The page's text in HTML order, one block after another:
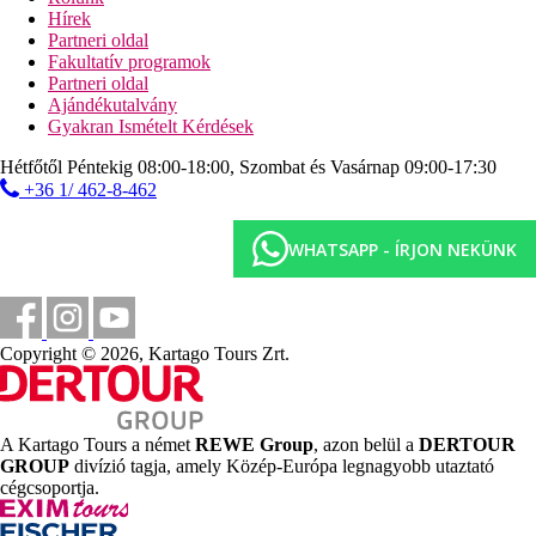
1 km
Városközpont
35 km
Távolság a legközelebbi repülőtértől
1 km
Vásárlás
Strand
Napágyak a strandon térítés ellenében
Napernyők a strandon térítés ellenében
Tengerparti nyaralás
Medencék
Napágyak és napernyők a medencénél ingyenesen
Gyermekmedence
Hírek
Partneri oldal
Fakultatív programok
Partneri oldal
Ajándékutalvány
Gyakran Ismételt Kérdések
Hétfőtől Péntekig 08:00-18:00, Szombat és Vasárnap 09:00-17:30
+36 1/ 462-8-462
WHATSAPP - ÍRJON NEKÜNK
Copyright © 2026, Kartago Tours Zrt.
A Kartago Tours a német REWE Group, azon belül a DERTOUR
GROUP divízió tagja, amely Közép-Európa legnagyobb utaztató
cégcsoportja.